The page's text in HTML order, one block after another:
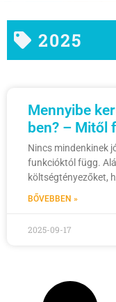
2025
Mennyibe
ben? – Mitől
Nincs mindenkinek
funkcióktól függ.
költségtényezőket,
BŐVEBBEN »
2025-09-17